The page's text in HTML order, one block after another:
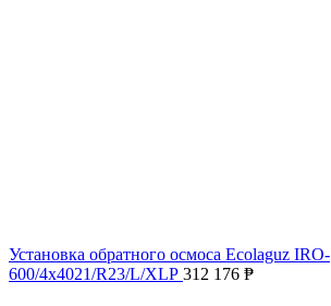
Установка обратного осмоса Ecolaguz IRO-
600/4x4021/R23/L/XLP 312 176 ₱